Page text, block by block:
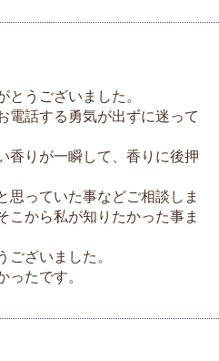
うございました。
電話する勇気が出ずに迷って
香りが一瞬して、香りに後押
思っていた事などご相談しま
こから私が知りたかった事ま
ざいました。
たです。